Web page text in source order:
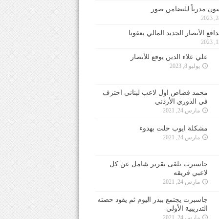
مدرباً للتضامن صور
الأنصار الجديد المالي يعقوبا
علي علاء الدين يوقع للأنصار
يوليو 8, 2023
محمد قصاص اول لاعب لبناني احترف
في الدوري الأردني
مارس 24, 2021
مشكلة ايوب حلت بهدوء
مارس 24, 2021
جاسبرت تلقى تقرير شامل عن كل
لاعبي فريقه
مارس 24, 2021
جاسبرت يجتمع ببدر اليوم ثم يقود حصته
التدريبية الأولى
مارس 24, 2021